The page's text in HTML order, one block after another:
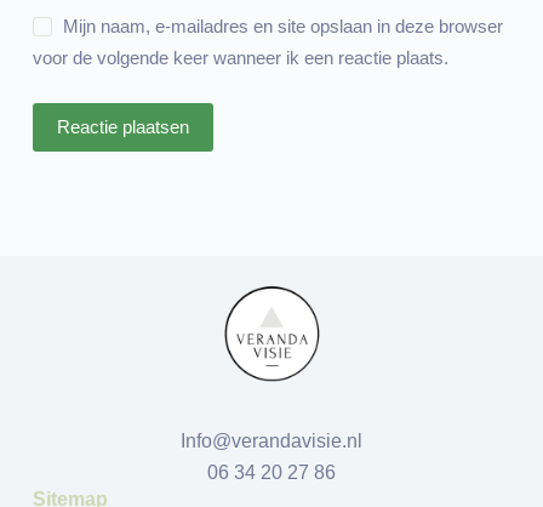
Mijn naam, e-mailadres en site opslaan in deze browser
voor de volgende keer wanneer ik een reactie plaats.
Reactie plaatsen
Info@verandavisie.nl
06 34 20 27 86
Sitemap